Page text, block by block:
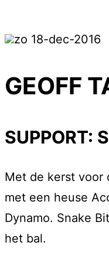
zo 18-dec-2016
GEOFF
SUPPORT:
Met de kerst voor
met een heuse
Dynamo. Snake
het bal.